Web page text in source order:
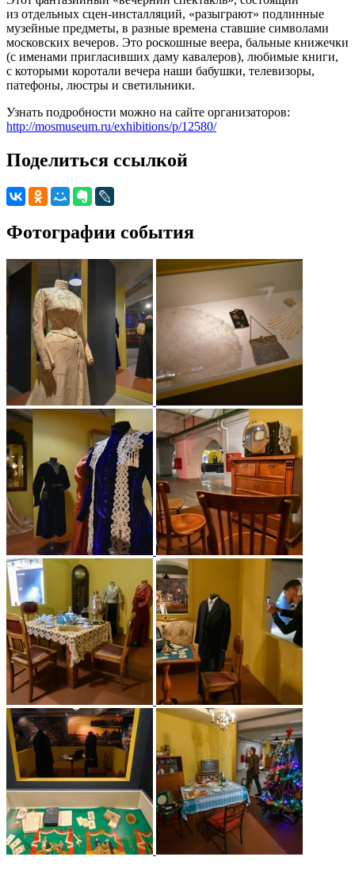
из отдельных сцен-инсталляций, «разыграют» подлинные
музейные предметы, в разные времена ставшие символами
московских вечеров. Это роскошные веера, бальные книжечки
(с именами пригласивших даму кавалеров), любимые книги,
с которыми коротали вечера наши бабушки, телевизоры,
патефоны, люстры и светильники.
Узнать подробности можно на сайте организаторов:
http://mosmuseum.ru/exhibitions/p/12580/
Поделиться ссылкой
Фотографии события